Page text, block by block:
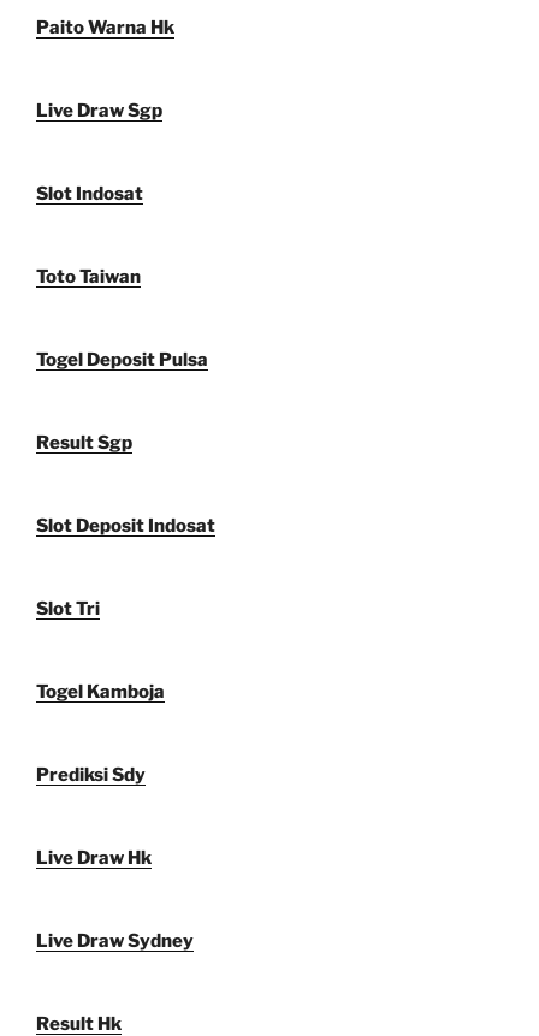
Paito Warna Hk
Live Draw Sgp
Slot Indosat
Toto Taiwan
Togel Deposit Pulsa
Result Sgp
Slot Deposit Indosat
Slot Tri
Togel Kamboja
Prediksi Sdy
Live Draw Hk
Live Draw Sydney
Result Hk